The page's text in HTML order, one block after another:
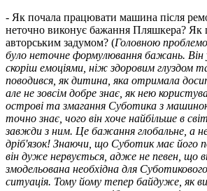
- Як почала працювати машина після
неточно виконує бажання Пляшкера? Як
авторським задумом? (Головною
було неточне формулювання бажань. Він
скоріш емоціями, ніж здоровим глуздом
поводився, як дитина, яка отримала
але не зовсім добре знає, як нею
острові та змагання Суботика з
точно знає, чого він хоче найбільше в
завжди з ним. Це бажання глобальне, а
дріб'язок! Знаючи, що Суботик має його
він дуже нервується, адже не певен,
змодельована необхідна для
ситуація. Тому йому тепер байдуже, як